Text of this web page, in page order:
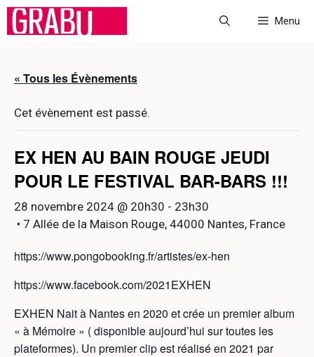
Aller
Menu
« Tous les Évènements
Cet évènement est passé.
EX HEN AU BAIN ROUGE JEUDI
POUR LE FESTIVAL BAR-BARS !!!
28 novembre 2024 @ 20h30 - 23h30
• 7 Allée de la Maison Rouge, 44000 Nantes, France
https://www.pongobooking.fr/artistes/ex-hen
https://www.facebook.com/2021EXHEN
EXHEN Nait à Nantes en 2020 et crée un premier album
« à Mémoire » ( disponible aujourd’hui sur toutes les
plateformes). Un premier clip est réalisé en 2021 par